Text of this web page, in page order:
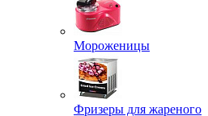
Мороженицы
Фризеры для жареного